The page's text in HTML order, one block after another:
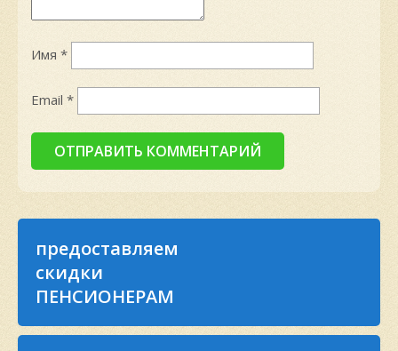
Имя *
Email *
предоставляем
скидки
ПЕНСИОНЕРАМ